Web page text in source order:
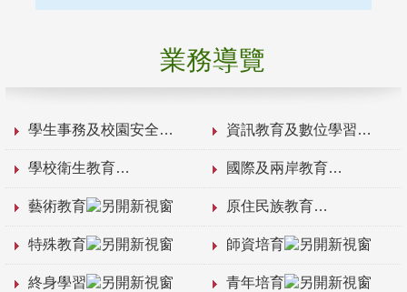
業務導覽
學生事務及校園安全 資訊教育及數位學習
學校衛生教育 國際及兩岸教育
藝術教育 原住民族教育
特殊教育 師資培育
終身學習 青年培育